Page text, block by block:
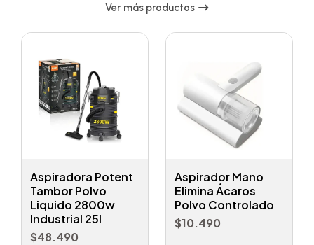
Ver más productos
Aspiradora Potent
Tambor Polvo
Liquido 2800w
Industrial 25l
$48.490
Aspirador Mano
Elimina Ácaros
Polvo Controlado
$10.490